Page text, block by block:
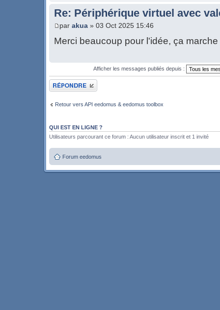
Re: Périphérique virtuel avec
par akua » 03 Oct 2025 15:46
Merci beaucoup pour l'idée, ça
Afficher les messages publiés depuis :
Publier une réponse
Retour vers API eedomus & eedomus toolbox
QUI EST EN LIGNE ?
Utilisateurs parcourant ce forum : Aucun utilisateur inscrit et 1 invité
Forum eedomus